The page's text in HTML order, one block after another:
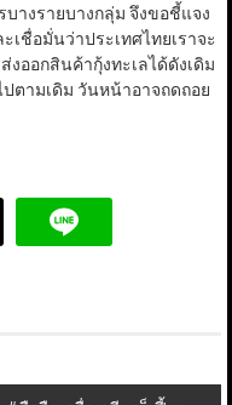
างรายบางกลุ่ม จึงขอชี้แจง
เชื่อมั่นว่าประเทศไทยเราจะ
ออกสินค้ากุ้งทะเลได้ดังเดิม
ตามเดิม วันหน้าอาจถดถอย